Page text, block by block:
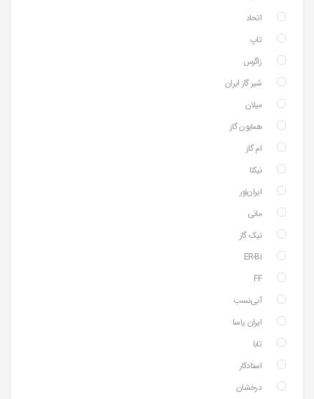
اتحاد
تاپ
زاگرس
شیر گاز ایران
میلان
همایون گاز
ام گاز
نیکتا
ایران‌نور
مانی
نیک گاز
ER-Bi
FF
آبی‌نسب
ایران یاسا
تابا
استادکار
درخشان